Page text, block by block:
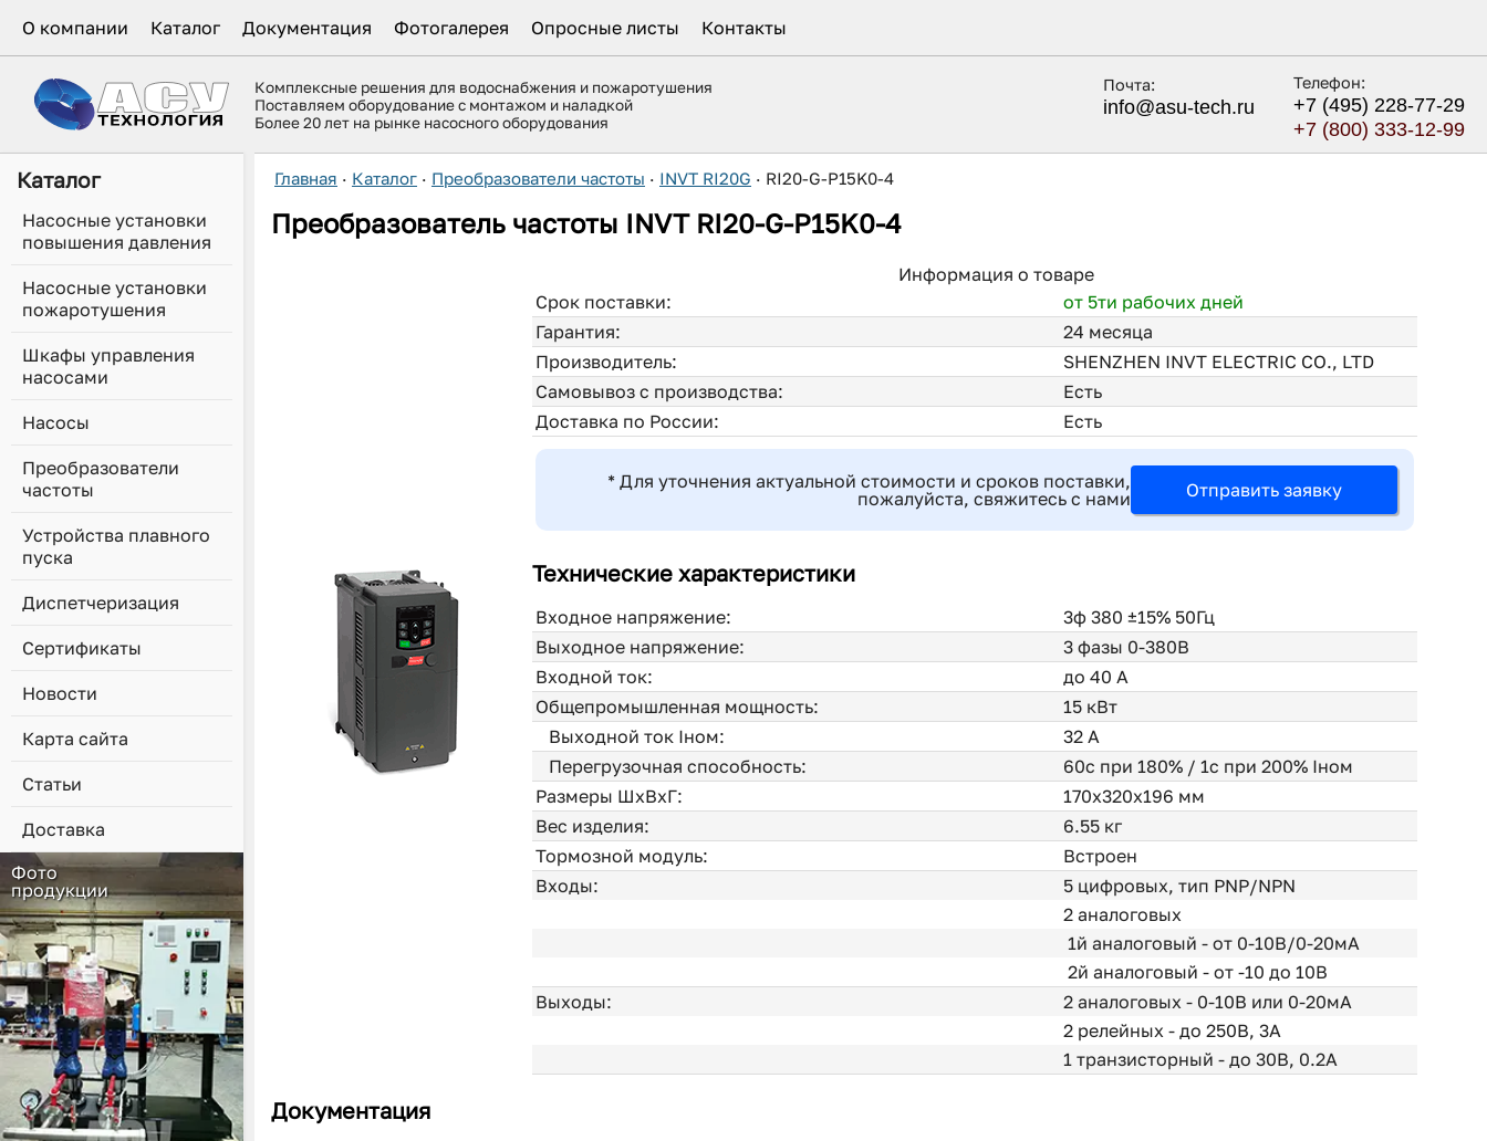
О компании Каталог Документация Фотогалерея Опросные листы Контакты
Комплексные решения для водоснабжения и пожаротушения
Поставляем оборудование с монтажом и наладкой
Более 20 лет на рынке насосного оборудования
Почта:
info@asu-tech.ru
Телефон:
+7 (495) 228-77-29
+7 (800) 333-12-99
Каталог
Насосные установки
повышения давления
Насосные установки
пожаротушения
Шкафы управления
насосами
Насосы
Преобразователи
частоты
Устройства плавного
пуска
Диспетчеризация
Сертификаты
Новости
Карта сайта
Статьи
Доставка
Фото
продукции
Главная · Каталог · Преобразователи частоты · INVT RI20G · RI20-G-P15K0-4
Преобразователь частоты INVT RI20-G-P15K0-4
Информация о товаре
Срок поставки:
от 5ти рабочих дней
Гарантия:
24 месяца
Производитель:
SHENZHEN INVT ELECTRIC CO., LTD
Самовывоз с производства:
Есть
Доставка по России:
Есть
* Для уточнения актуальной стоимости и сроков поставки,
пожалуйста, свяжитесь с нами
Отправить заявку
Технические характеристики
Входное напряжение:
3ф 380 ±15% 50Гц
Выходное напряжение:
3 фазы 0-380В
Входной ток:
до 40 А
Общепромышленная мощность:
15 кВт
Выходной ток Iном:
32 А
Перегрузочная способность:
60с при 180% / 1с при 200% Iном
Размеры ШхВхГ:
170x320x196 мм
Вес изделия:
6.55 кг
Тормозной модуль:
Встроен
Входы:
5 цифровых, тип PNP/NPN
2 аналоговых
1й аналоговый - от 0-10В/0-20мА
2й аналоговый - от -10 до 10В
Выходы:
2 аналоговых - 0-10В или 0-20мА
2 релейных - до 250В, 3А
1 транзисторный - до 30В, 0.2А
Документация